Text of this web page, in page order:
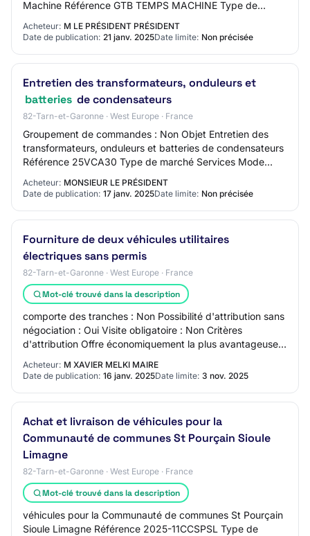
Machine Référence GTB TEMPS MACHINE Type de
marché Travaux Mode Procédure adaptée ouverte
Techniqu…
Acheteur: M LE PRÉSIDENT PRÉSIDENT
Date de publication: 21 janv. 2025Date limite: Non précisée
Entretien des transformateurs, onduleurs et
batteries de condensateurs
82-Tarn-et-Garonne · West Europe · France
Groupement de commandes : Non Objet Entretien des
transformateurs, onduleurs et batteries de condensateurs
Référence 25VCA30 Type de marché Services Mode
Procédure adaptée ouverte Technique d'achat S…
Acheteur: MONSIEUR LE PRÉSIDENT
Date de publication: 17 janv. 2025Date limite: Non précisée
Fourniture de deux véhicules utilitaires
électriques sans permis
82-Tarn-et-Garonne · West Europe · France
Mot-clé trouvé dans la description
comporte des tranches : Non Possibilité d'attribution sans
négociation : Oui Visite obligatoire : Non Critères
d'attribution Offre économiquement la plus avantageuse
Acheteur: M XAVIER MELKI MAIRE
Date de publication: 16 janv. 2025Date limite: 3 nov. 2025
Achat et livraison de véhicules pour la
Communauté de communes St Pourçain Sioule
Limagne
82-Tarn-et-Garonne · West Europe · France
Mot-clé trouvé dans la description
véhicules pour la Communauté de communes St Pourçain
Sioule Limagne Référence 2025-11CCSPSL Type de